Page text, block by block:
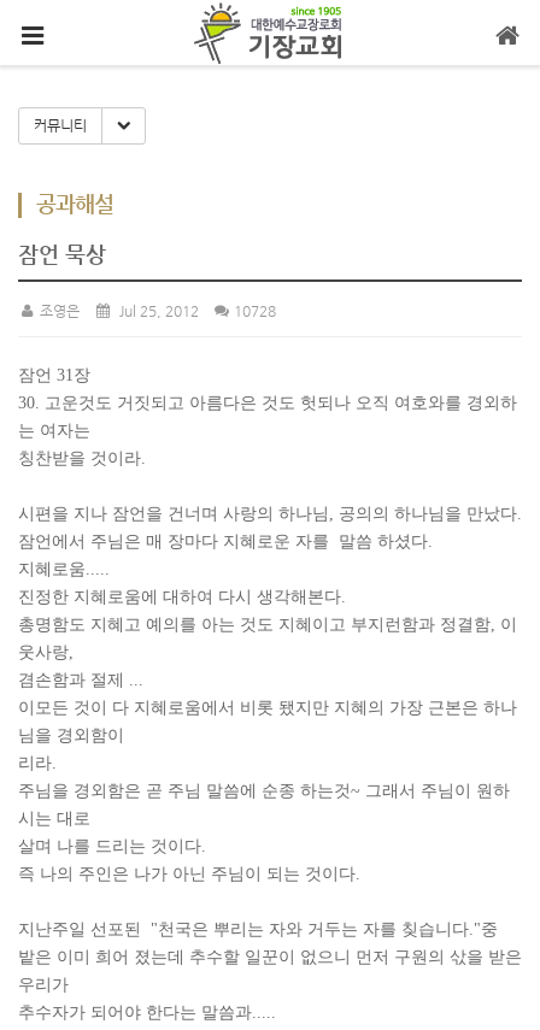
커뮤니티 Toggle Dropdown
공과해설
잠언 묵상
조영은 Jul 25, 2012 10728
잠언 31장
30. 고운것도 거짓되고 아름다은 것도 헛되나 오직 여호와를 경외하
는 여자는
칭찬받을 것이라.
시편을 지나 잠언을 건너며 사랑의 하나님, 공의의 하나님을 만났다.
잠언에서 주님은 매 장마다 지혜로운 자를 말씀 하셨다.
지혜로움.....
진정한 지혜로움에 대하여 다시 생각해본다.
총명함도 지혜고 예의를 아는 것도 지혜이고 부지런함과 정결함, 이
웃사랑,
겸손함과 절제 ...
이모든 것이 다 지혜로움에서 비롯 됐지만 지혜의 가장 근본은 하나
님을 경외함이
리라.
주님을 경외함은 곧 주님 말씀에 순종 하는것~ 그래서 주님이 원하
시는 대로
살며 나를 드리는 것이다.
즉 나의 주인은 나가 아닌 주님이 되는 것이다.
지난주일 선포된 "천국은 뿌리는 자와 거두는 자를 칮습니다."중
밭은 이미 희어 졌는데 추수할 일꾼이 없으니 먼저 구원의 삯을 받은
우리가
추수자가 되어야 한다는 말씀과.....